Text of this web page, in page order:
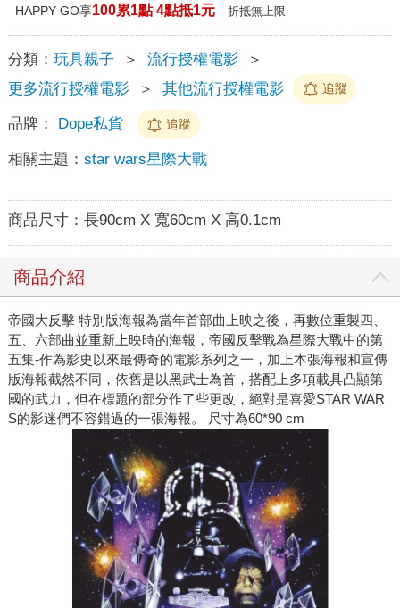
HAPPY GO享100累1點 4點抵1元 折抵無上限
分類： 玩具親子 ＞ 流行授權電影
＞
更多流行授權電影
＞ 其他流行授權電影 追蹤
品牌： Dope私貨 追蹤
相關主題： star wars星際大戰
商品尺寸： 長90cm X 寬60cm X 高0.1cm
商品介紹
帝國大反擊 特別版海報為當年首部曲上映之後，再數位重製四、
五、六部曲並重新上映時的海報，帝國反擊戰為星際大戰中的第
五集-作為影史以來最傳奇的電影系列之一，加上本張海報和宣傳
版海報截然不同，依舊是以黑武士為首，搭配上多項載具凸顯第
國的武力，但在標題的部分作了些更改，絕對是喜愛STAR WAR
S的影迷們不容錯過的一張海報。 尺寸為60*90 cm